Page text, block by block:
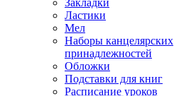
Закладки
Ластики
Мел
Наборы канцелярских
принадлежностей
Обложки
Подставки для книг
Расписание уроков